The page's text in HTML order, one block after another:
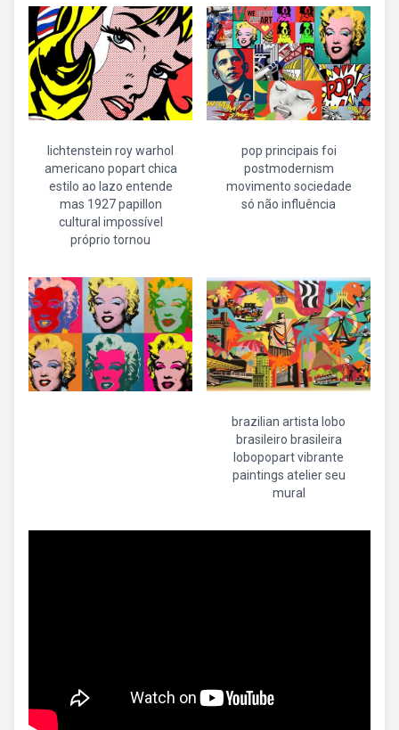
lichtenstein roy warhol
americano popart chica
estilo ao lazo entende
mas 1927 papillon
cultural impossível
próprio tornou
pop principais foi
postmodernism
movimento sociedade
só não influência
brazilian artista lobo
brasileiro brasileira
lobopopart vibrante
paintings atelier seu
mural